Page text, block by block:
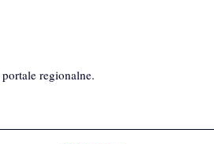
regionalne.